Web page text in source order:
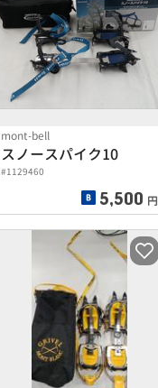
mont-bell
スノースパイク10
#1129460
5,500 円